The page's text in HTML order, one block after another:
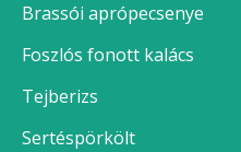
Brassói aprópecsenye
Foszlós fonott kalács
Tejberizs
Sertéspörkölt